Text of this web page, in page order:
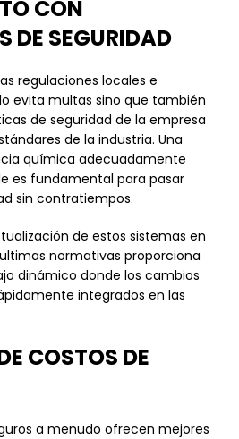
CON
DE SEGURIDAD
regulaciones locales e
evita multas sino que también
de seguridad de la empresa
de la industria. Una
química adecuadamente
es fundamental para pasar
sin contratiempos.
de estos sistemas en
normativas proporciona
dinámico donde los cambios
integrados en las
COSTOS DE
a menudo ofrecen mejores